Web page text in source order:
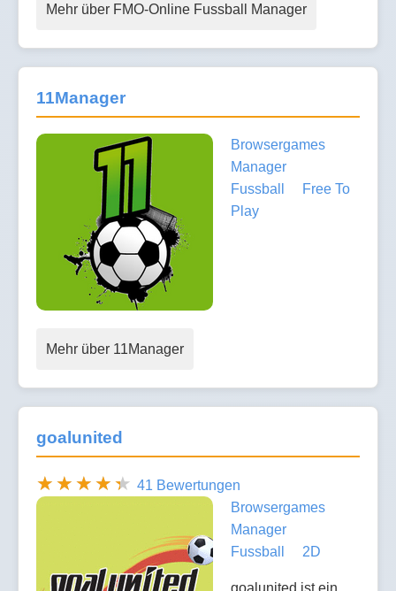
Mehr über FMO-Online Fussball Manager
11Manager
Browsergames
Manager
Fussball
Free To
Play
Mehr über 11Manager
goalunited
41 Bewertungen
Browsergames
Manager
Fussball
2D
goalunited ist ein